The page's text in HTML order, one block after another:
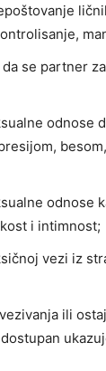
se partner
odnose
odnose
i intimnost;
vezi iz
ili